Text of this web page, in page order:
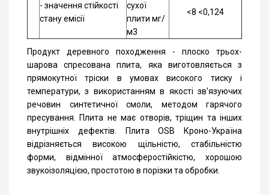
- значення стійкості
стану емісії
сухої
плити мг/
м3
<8 <0,124
Продукт деревного походження - плоско трьох-
шарова спресована плита, яка виготовляється з
прямокутної тріски в умовах високого тиску і
температури, з використанням в якості зв'язуючих
речовин синтетичної смоли, методом гарячого
пресування. Плита не має отворів, тріщин та інших
внутрішніх дефектів. Плита OSB Кроно-Україна
відрізняється високою щільністю, стабільністю
форми, відмінної атмосферостійкістю, хорошою
звукоізоляцією, простотою в порізки та обробки.